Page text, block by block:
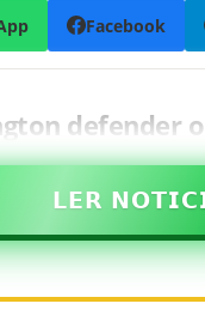
Facebook
defender
𝗟𝗘𝗥